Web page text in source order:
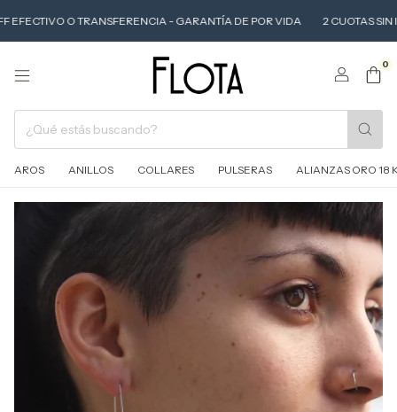
O TRANSFERENCIA - GARANTÍA DE POR VIDA 2 CUOTAS SIN
0
AROS ANILLOS COLLARES PULSERAS ALIANZAS ORO 18